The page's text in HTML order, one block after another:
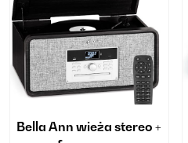
Bella Ann wieża stereo +